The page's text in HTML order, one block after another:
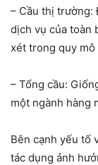
– Cầu thị trường:
dịch vụ của toàn
xét trong quy
– Tổng cầu:
một ngành hàng
Bên cạnh yếu tố
tác dụng ảnh